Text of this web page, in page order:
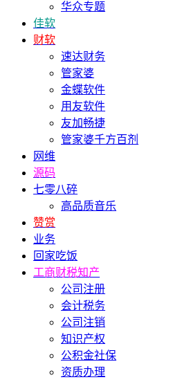
华众专题
佳软
财软
速达财务
管家婆
金蝶软件
用友软件
友加畅捷
管家婆千方百剂
网维
源码
七零八碎
高品质音乐
赞赏
业务
回家吃饭
工商财税知产
公司注册
会计税务
公司注销
知识产权
公积金社保
资质办理